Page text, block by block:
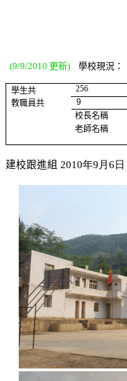
(9/9/2010 更新) 學校現況：
學生共 256
教職員共
9
校長名稱
老師名稱
建校跟進組 2010年9 月 6 日